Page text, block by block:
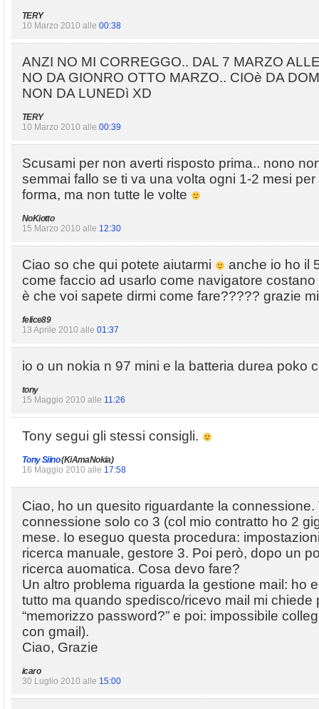
TERY
10 Marzo 2010 alle 00:38
ANZI NO MI CORREGGO.. DAL 7 MARZO
NO DA GIONRO OTTO MARZO.. CIOè DA
NON DA LUNEDì XD
TERY
10 Marzo 2010 alle 00:39
Scusami per non averti risposto prima.. nono
semmai fallo se ti va una volta ogni 1-2 mesi
forma, ma non tutte le volte
NoKiotto
15 Marzo 2010 alle 12:30
Ciao so che qui potete aiutarmi
anche io ho il
come faccio ad usarlo come navigatore
è che voi sapete dirmi come fare????? grazie
felice89
13 Aprile 2010 alle 01:37
io o un nokia n 97 mini e la batteria durea poko
tony
15 Maggio 2010 alle 11:26
Tony segui gli stessi consigli.
Tony Siino(KiAmaNokia)
16 Maggio 2010 alle 17:58
Ciao, ho un quesito riguardante la connessione.
connessione solo co 3 (col mio contratto ho 2
mese. Io eseguo questa procedura:
ricerca manuale, gestore 3. Poi però, dopo un
ricerca auomatica. Cosa devo fare?
Un altro problema riguarda la gestione mail: ho
tutto ma quando spedisco/ricevo mail mi chiede
“memorizzo password?” e poi: impossibile
con gmail).
Ciao, Grazie
icaro
30 Luglio 2010 alle 15:00